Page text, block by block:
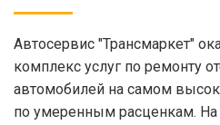
Автосервис "Трансмаркет"
комплекс услуг по ремонту
автомобилей на самом
по умеренным расценкам. На